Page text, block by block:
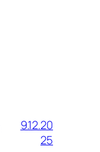
9.12.20
25